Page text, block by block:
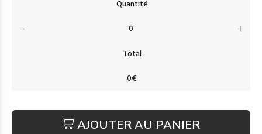
AJOUTER AU PANIER